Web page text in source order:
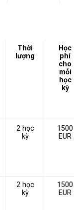
Thời
lượng
Học
phí
cho
mỗi
học
kỳ
2 học
kỳ
1500
EUR
2 học
kỳ
1500
EUR